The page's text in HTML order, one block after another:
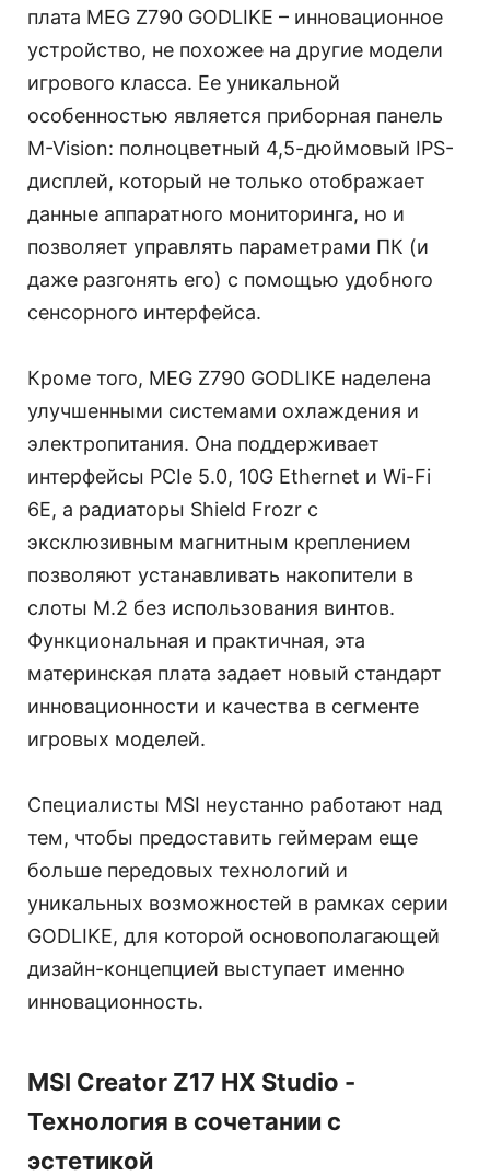
плата MEG Z790 GODLIKE – инновационное
устройство, не похожее на другие модели
игрового класса. Ее уникальной
особенностью является приборная панель
M-Vision: полноцветный 4,5-дюймовый IPS-
дисплей, который не только отображает
данные аппаратного мониторинга, но и
позволяет управлять параметрами ПК (и
даже разгонять его) с помощью удобного
сенсорного интерфейса.
Кроме того, MEG Z790 GODLIKE наделена
улучшенными системами охлаждения и
электропитания. Она поддерживает
интерфейсы PCIe 5.0, 10G Ethernet и Wi-Fi
6E, а радиаторы Shield Frozr с
эксклюзивным магнитным креплением
позволяют устанавливать накопители в
слоты M.2 без использования винтов.
Функциональная и практичная, эта
материнская плата задает новый стандарт
инновационности и качества в сегменте
игровых моделей.
Специалисты MSI неустанно работают над
тем, чтобы предоставить геймерам еще
больше передовых технологий и
уникальных возможностей в рамках серии
GODLIKE, для которой основополагающей
дизайн-концепцией выступает именно
инновационность.
MSI Creator Z17 HX Studio -
Технология в сочетании с
эстетикой